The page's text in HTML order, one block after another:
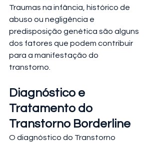
Traumas na infância, histórico de
abuso ou negligência e
predisposição genética são alguns
dos fatores que podem contribuir
para a manifestação do
transtorno.
Diagnóstico e
Tratamento do
Transtorno Borderline
O diagnóstico do Transtorno